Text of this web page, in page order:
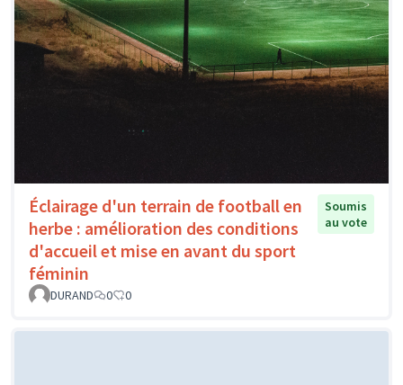
Éclairage d'un terrain de football en
herbe : amélioration des conditions
d'accueil et mise en avant du sport
féminin
Soumis
au vote
DURAND 0 0